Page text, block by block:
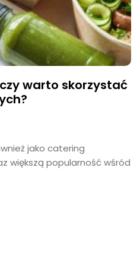
warto skorzystać
jako catering
większą popularność wśród